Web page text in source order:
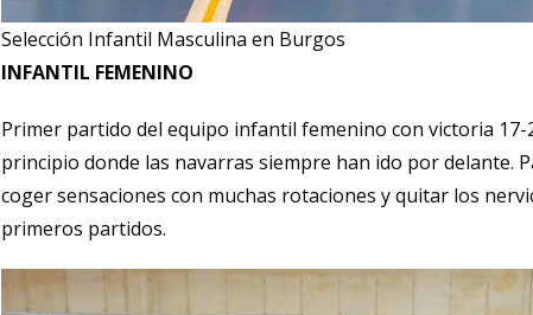
Selección Infantil Masculina en Burgos
INFANTIL FEMENINO
Primer partido del equipo infantil femenino con victoria 17-
principio donde las navarras siempre han ido por delante.
coger sensaciones con muchas rotaciones y quitar los
primeros partidos.